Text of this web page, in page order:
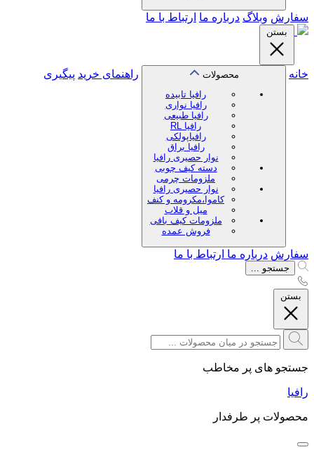
سفارش وبلاگ درباره ما ارتباط با ما
بستن
خانه
محصولات
رافیا تابیده
رافیا نواری
رافیا طبیعی
رافیا RL
رافیاپولکی
رافیا براق
نوار حصیری رافیا
دسته کیف چوبی
ملزومات چرمی
نوار حصیری رافیا
کاموا،مکرومه و کنف
میل و قلاب
ملزومات کیف بافی
فروش عمده
راهنمای خرید پیگیری
سفارش درباره ما ارتباط با ما
جستجو ...
بستن
جستجو های پر مخاطب
رافیا
محصولات پر طرفدار